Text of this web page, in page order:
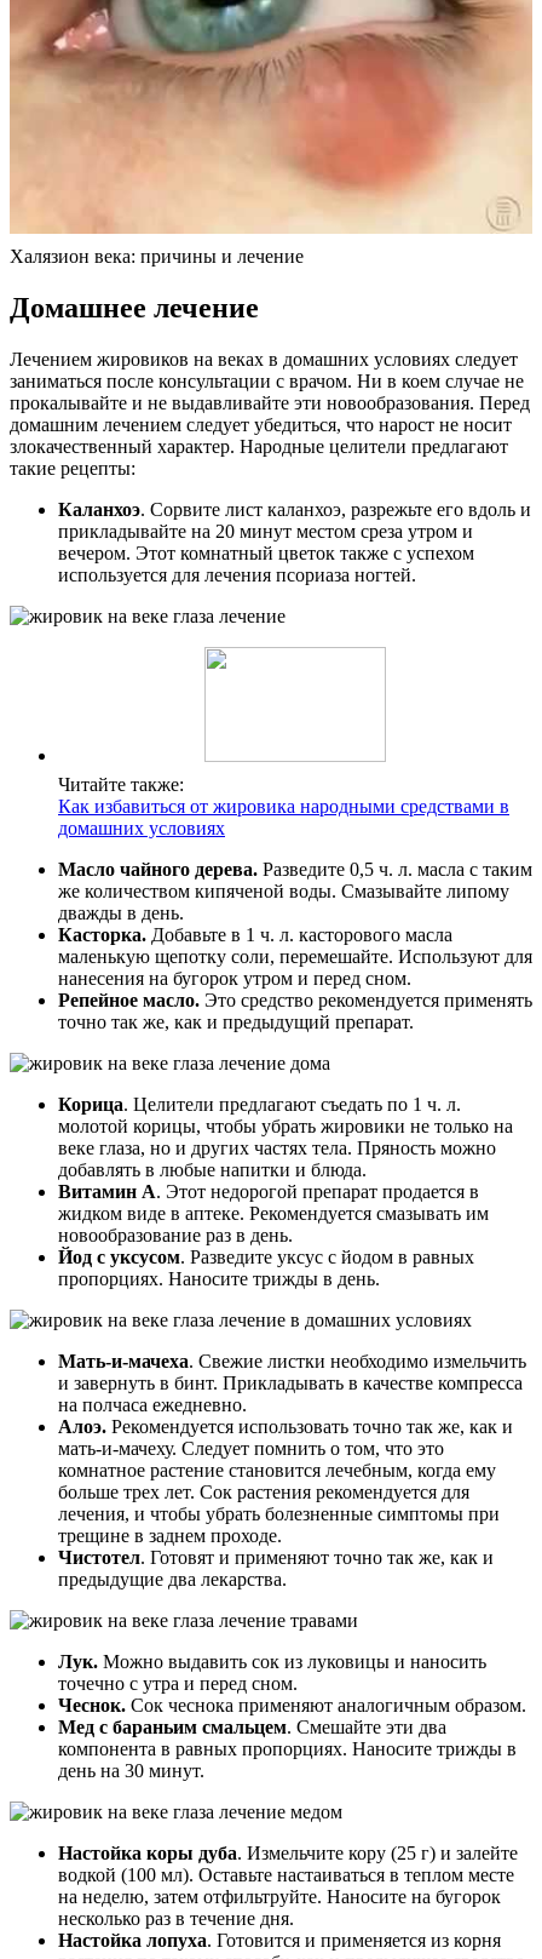
Халязион века: причины и лечение
Домашнее лечение
Лечением жировиков на веках в домашних условиях следует
заниматься после консультации с врачом. Ни в коем случае не
прокалывайте и не выдавливайте эти новообразования. Перед
домашним лечением следует убедиться, что нарост не носит
злокачественный характер. Народные целители предлагают
такие рецепты:
Каланхоэ. Сорвите лист каланхоэ, разрежьте его вдоль и
прикладывайте на 20 минут местом среза утром и
вечером. Этот комнатный цветок также с успехом
используется для лечения псориаза ногтей.
Читайте также:
Как избавиться от жировика народными средствами в
домашних условиях
Масло чайного дерева. Разведите 0,5 ч. л. масла с таким
же количеством кипяченой воды. Смазывайте липому
дважды в день.
Касторка. Добавьте в 1 ч. л. касторового масла
маленькую щепотку соли, перемешайте. Используют для
нанесения на бугорок утром и перед сном.
Репейное масло. Это средство рекомендуется применять
точно так же, как и предыдущий препарат.
Корица. Целители предлагают съедать по 1 ч. л.
молотой корицы, чтобы убрать жировики не только на
веке глаза, но и других частях тела. Пряность можно
добавлять в любые напитки и блюда.
Витамин А. Этот недорогой препарат продается в
жидком виде в аптеке. Рекомендуется смазывать им
новообразование раз в день.
Йод с уксусом. Разведите уксус с йодом в равных
пропорциях. Наносите трижды в день.
Мать-и-мачеха. Свежие листки необходимо измельчить
и завернуть в бинт. Прикладывать в качестве компресса
на полчаса ежедневно.
Алоэ. Рекомендуется использовать точно так же, как и
мать-и-мачеху. Следует помнить о том, что это
комнатное растение становится лечебным, когда ему
больше трех лет. Сок растения рекомендуется для
лечения, и чтобы убрать болезненные симптомы при
трещине в заднем проходе.
Чистотел. Готовят и применяют точно так же, как и
предыдущие два лекарства.
Лук. Можно выдавить сок из луковицы и наносить
точечно с утра и перед сном.
Чеснок. Сок чеснока применяют аналогичным образом.
Мед с бараньим смальцем. Смешайте эти два
компонента в равных пропорциях. Наносите трижды в
день на 30 минут.
Настойка коры дуба. Измельчите кору (25 г) и залейте
водкой (100 мл). Оставьте настаиваться в теплом месте
на неделю, затем отфильтруйте. Наносите на бугорок
несколько раз в течение дня.
Настойка лопуха. Готовится и применяется из корня